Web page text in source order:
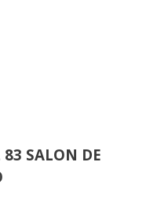
SALON DE